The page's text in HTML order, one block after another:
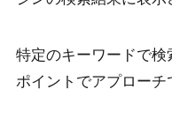
特定のキーワードで
ポイントでアプローチ